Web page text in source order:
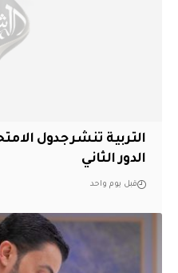
التربية تنشر جدول
الدور الثاني
قبل يوم واحد